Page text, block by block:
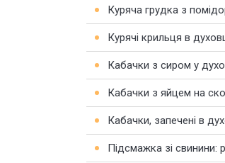
Куряча грудка з
Курячі крильця в
Кабачки з сиром у
Кабачки з яйцем на
Кабачки, запечені в
Підсмажка зі свинини: